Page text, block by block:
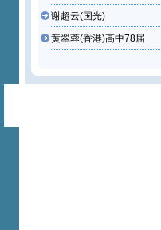
谢超云(国光)
黄翠蓉(香港)高中78届